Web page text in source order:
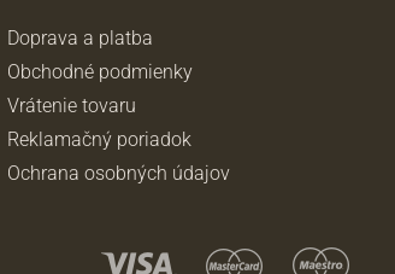
Doprava a platba
Obchodné podmienky
Vrátenie tovaru
Reklamačný poriadok
Ochrana osobných údajov